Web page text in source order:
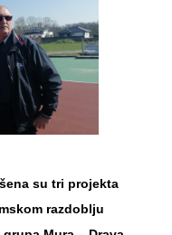
su tri projekta
razdoblju